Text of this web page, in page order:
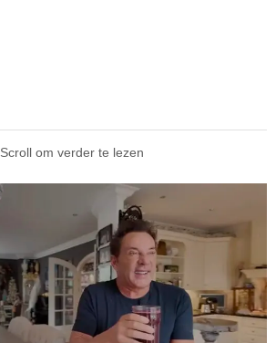
Scroll om verder te lezen